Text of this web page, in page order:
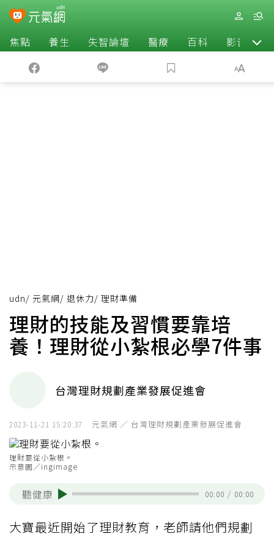
焦點 養生 失智論壇 醫療 百科 影音
udn/ 元氣網/ 退休力/ 理財準備
理財的技能及習慣要靠培
養！理財從小紮根必學7件事
台灣理財規劃產業發展促進會
2023-11-21 15:20:37 元氣網 ／ 台灣理財規劃產業發展促進會
理財要從小紮根。
示意圖／ingimage
聽健康 00:00 / 00:00
大寶最近開始了理財教育，老師請他們規劃